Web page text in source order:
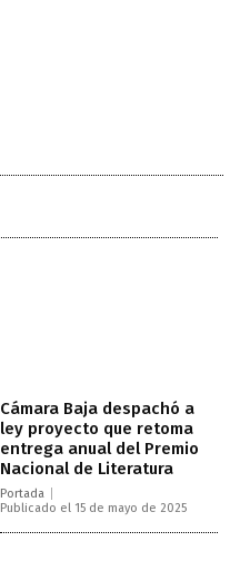
Cámara Baja despachó a
ley proyecto que retoma
entrega anual del Premio
Nacional de Literatura
Portada
Publicado el 15 de mayo de 2025